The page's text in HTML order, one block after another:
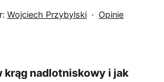
Wojciech Przybylski
Umieszczono
Opinie
krąg nadlotniskowy i jak